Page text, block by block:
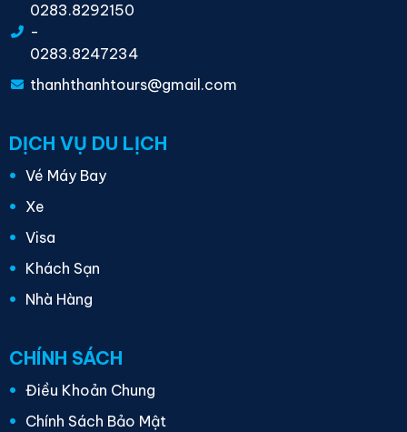
0283.8292150
-
0283.8247234
thanhthanhtours@gmail.com
DỊCH VỤ DU LỊCH
Vé Máy Bay
Xe
Visa
Khách Sạn
Nhà Hàng
CHÍNH SÁCH
Điều Khoản Chung
Chính Sách Bảo Mật